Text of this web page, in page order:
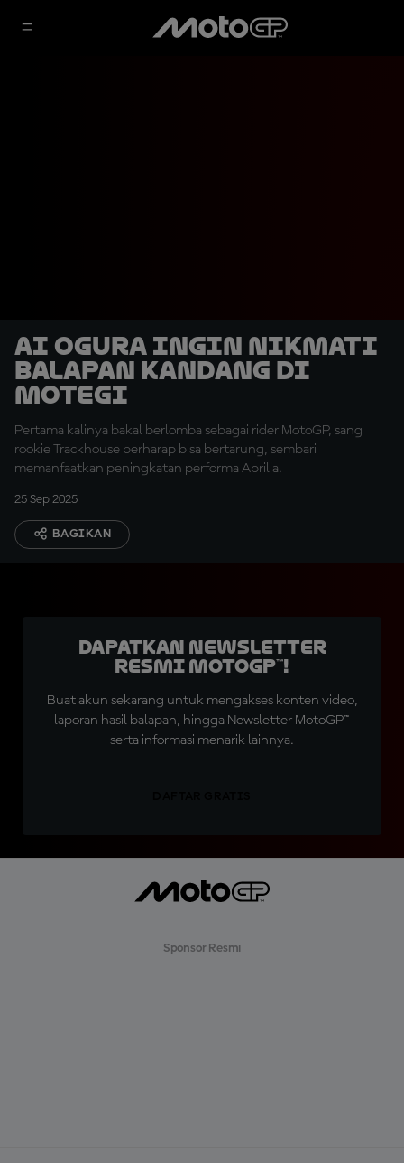
Ai Ogura Ingin Nikmati
Balapan Kandang di
Motegi
Pertama kalinya bakal berlomba sebagai rider MotoGP, sang
rookie Trackhouse berharap bisa bertarung, sembari
memanfaatkan peningkatan performa Aprilia.
25 Sep 2025
BAGIKAN
Dapatkan Newsletter
Resmi MotoGP™!
Buat akun sekarang untuk mengakses konten video,
laporan hasil balapan, hingga Newsletter MotoGP™
serta informasi menarik lainnya.
Sponsor Resmi